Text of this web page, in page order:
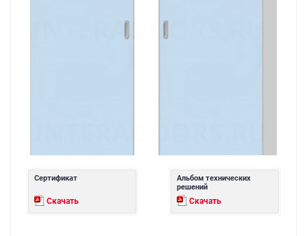
Сертификат
Скачать
Альбом технических
решений
Скачать